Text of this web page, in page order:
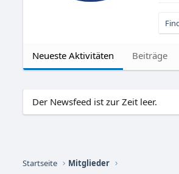
Neueste Aktivitäten Beiträge
Der Newsfeed ist zur Zeit leer.
Startseite Mitglieder